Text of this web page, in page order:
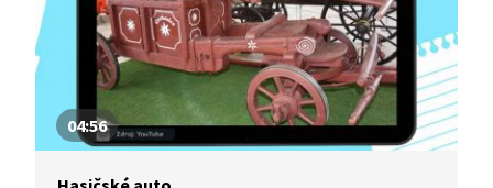
04:56